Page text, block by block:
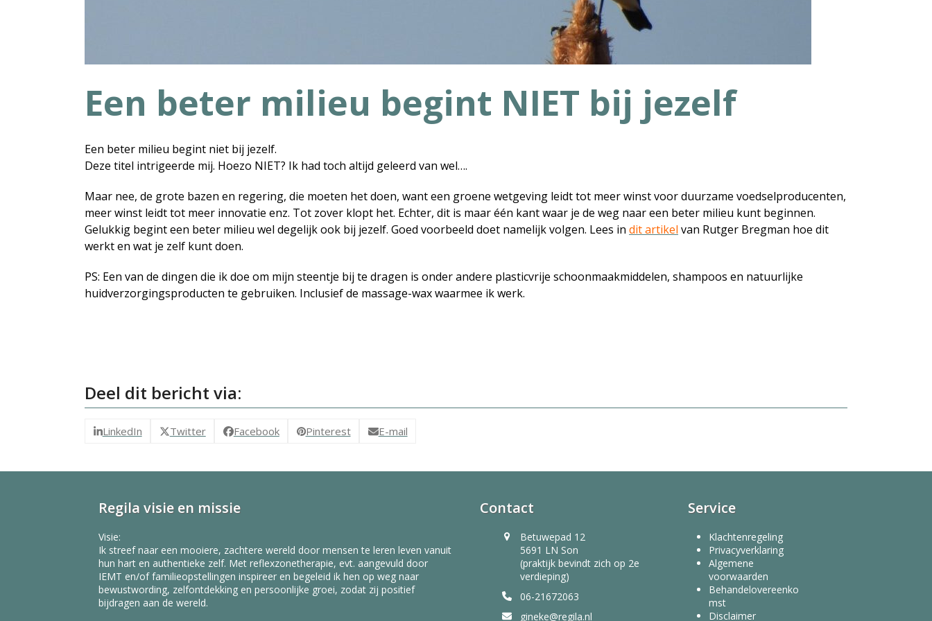
Een beter milieu begint NIET bij jezelf
Een beter milieu begint niet bij jezelf.
Deze titel intrigeerde mij. Hoezo NIET? Ik had toch altijd geleerd van wel….
Maar nee, de grote bazen en regering, die moeten het doen, want een groene wetgeving leidt tot meer winst voor duurzame voedselproducenten,
meer winst leidt tot meer innovatie enz. Tot zover klopt het. Echter, dit is maar één kant waar je de weg naar een beter milieu kunt beginnen.
Gelukkig begint een beter milieu wel degelijk ook bij jezelf. Goed voorbeeld doet namelijk volgen. Lees in dit artikel van Rutger Bregman hoe dit
werkt en wat je zelf kunt doen.
PS: Een van de dingen die ik doe om mijn steentje bij te dragen is onder andere plasticvrije schoonmaakmiddelen, shampoos en natuurlijke
huidverzorgingsproducten te gebruiken. Inclusief de massage-wax waarmee ik werk.
Deel dit bericht via:
LinkedIn Twitter Facebook Pinterest E-mail
Regila visie en missie
Visie:
Ik streef naar een mooiere, zachtere wereld door mensen te leren leven vanuit
hun hart en authentieke zelf. Met reflexzonetherapie, evt. aangevuld door
IEMT en/of familieopstellingen inspireer en begeleid ik hen op weg naar
bewustwording, zelfontdekking en persoonlijke groei, zodat zij positief
bijdragen aan de wereld.
Contact
Betuwepad 12
5691 LN Son
(praktijk bevindt zich op 2e
verdieping)
06-21672063
gineke@regila.nl
Service
Klachtenregeling
Privacyverklaring
Algemene
voorwaarden
Behandelovereenko
mst
Disclaimer